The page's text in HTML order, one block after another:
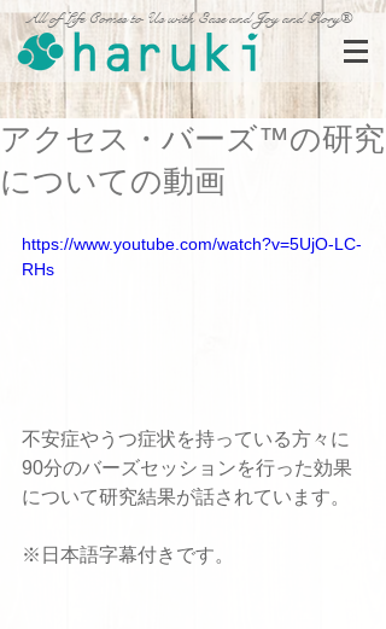
All of Life Comes to Us with Ease and Joy and Glory®
アクセス・バーズ™の研究
についての動画
https://www.youtube.com/watch?v=5UjO-LC-
RHs
不安症やうつ症状を持っている方々に
90分のバーズセッションを行った効果
について研究結果が話されています。
※日本語字幕付きです。